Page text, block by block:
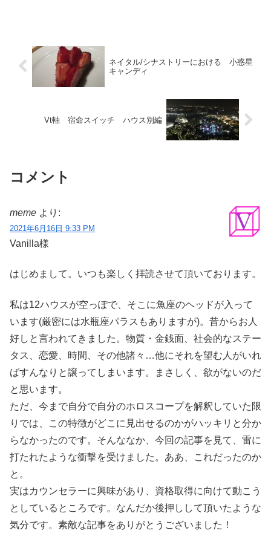
ネイタル/シナストリーにおける 小惑星
キャンディ
Vt軸 宿命スイッチ ハウス別編
コメント
meme より:
2021年6月16日 9:33 PM
Vanilla様
はじめまして。いつも楽しく拝読させて頂いております。
私は12ハウスが空っぽで、そこに魚座のヘッドが入って
います(厳密には水瓶座パラスもありますが)。昔からお人
好しと言われてきました。物質・金銭面、社会的なステー
タス、恋愛、時間、その他諸々…他にそれを望む人がいれ
ばすんなりと譲ってしまいます。まさしく、欲がないのだ
と思います。
ただ、今まで自分で自分のホロスコープを解釈していた限
りでは、この特徴がどこに見出せるのかがハッキリと分か
らなかったのです。そんななか、今回の記事を見て、雷に
打たれたような衝撃を受けました。ああ、これだったのか
と。
実はカウンセラーに興味があり、資格取得に向けて動こう
としているところです。なんだか後押しして頂いたような
気分です。素敵な記事をありがとうございました！